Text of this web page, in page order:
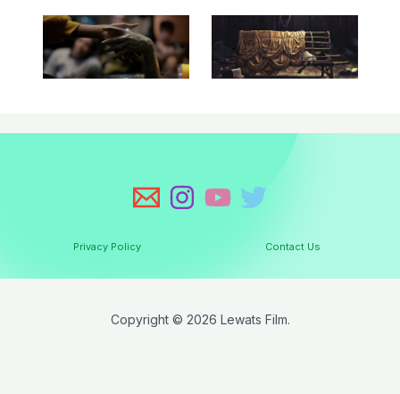
Privacy Policy Contact Us
Copyright © 2026 Lewats Film.